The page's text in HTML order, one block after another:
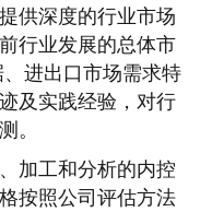
供深度的行业市场
行业发展的总体市
进出口市场需求特
及实践经验，对行
。
加工和分析的内控
按照公司评估方法